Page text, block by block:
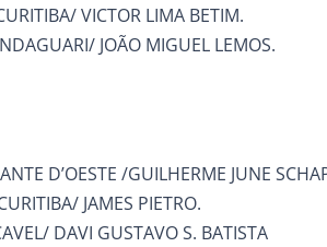
VICTOR LIMA BETIM.
JOÃO MIGUEL LEMOS.
D’OESTE /GUILHERME JUNE
JAMES PIETRO.
DAVI GUSTAVO S. BATISTA